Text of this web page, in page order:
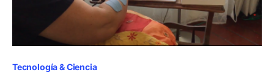
Tecnología & Ciencia